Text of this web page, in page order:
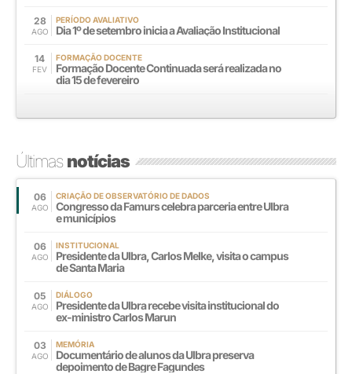
28
AGO
PERÍODO AVALIATIVO
Dia 1º de setembro inicia a Avaliação Institucional
14
FEV
FORMAÇÃO DOCENTE
Formação Docente Continuada será realizada no
dia 15 de fevereiro
Últimasnotícias
06
AGO
CRIAÇÃO DE OBSERVATÓRIO DE DADOS
Congresso da Famurs celebra parceria entre Ulbra
e municípios
06
AGO
INSTITUCIONAL
Presidente da Ulbra, Carlos Melke, visita o campus
de Santa Maria
05
AGO
DIÁLOGO
Presidente da Ulbra recebe visita institucional do
ex-ministro Carlos Marun
03
AGO
MEMÓRIA
Documentário de alunos da Ulbra preserva
depoimento de Bagre Fagundes